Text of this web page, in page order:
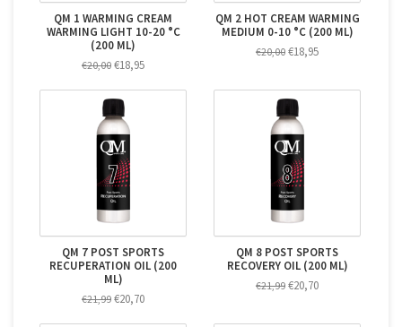
QM 1 WARMING CREAM
WARMING LIGHT 10-20 °C
(200 ML)
€20,00 €18,95
QM 2 HOT CREAM WARMING
MEDIUM 0-10 °C (200 ML)
€20,00 €18,95
QM 7 POST SPORTS
RECUPERATION OIL (200
ML)
€21,99 €20,70
QM 8 POST SPORTS
RECOVERY OIL (200 ML)
€21,99 €20,70